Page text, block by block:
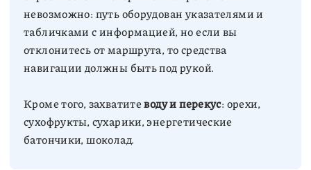
невозможно: путь оборудован указателями и
табличками с информацией, но если вы
отклонитесь от маршрута, то средства
Кроме того, захватитеводу и перекус: орехи,
сухофрукты, сухарики, энергетические
батончики, шоколад.